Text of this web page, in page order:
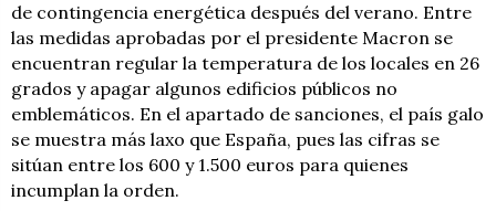
de contingencia energética después del verano. Entre
las medidas aprobadas por el presidente Macron se
encuentran regular la temperatura de los locales en 26
grados y apagar algunos edificios públicos no
emblemáticos. En el apartado de sanciones, el país galo
se muestra más laxo que España, pues las cifras se
sitúan entre los 600 y 1.500 euros para quienes
incumplan la orden.